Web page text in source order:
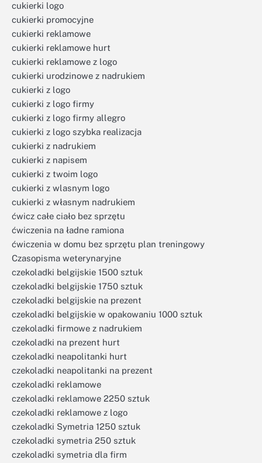
cukierki logo
cukierki promocyjne
cukierki reklamowe
cukierki reklamowe hurt
cukierki reklamowe z logo
cukierki urodzinowe z nadrukiem
cukierki z logo
cukierki z logo firmy
cukierki z logo firmy allegro
cukierki z logo szybka realizacja
cukierki z nadrukiem
cukierki z napisem
cukierki z twoim logo
cukierki z wlasnym logo
cukierki z własnym nadrukiem
ćwicz całe ciało bez sprzętu
ćwiczenia na ładne ramiona
ćwiczenia w domu bez sprzętu plan treningowy
Czasopisma weterynaryjne
czekoladki belgijskie 1500 sztuk
czekoladki belgijskie 1750 sztuk
czekoladki belgijskie na prezent
czekoladki belgijskie w opakowaniu 1000 sztuk
czekoladki firmowe z nadrukiem
czekoladki na prezent hurt
czekoladki neapolitanki hurt
czekoladki neapolitanki na prezent
czekoladki reklamowe
czekoladki reklamowe 2250 sztuk
czekoladki reklamowe z logo
czekoladki Symetria 1250 sztuk
czekoladki symetria 250 sztuk
czekoladki symetria dla firm